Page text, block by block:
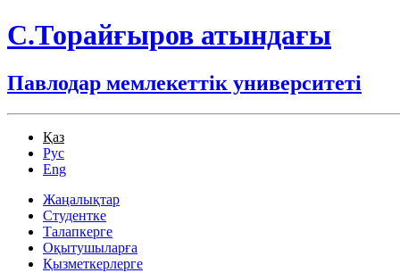
С.Торайғыров атындағы
Павлодар мемлекеттік университеті
Қаз
Рус
Eng
Жаңалықтар
Студентке
Талапкерге
Оқытушыларға
Қызметкерлерге